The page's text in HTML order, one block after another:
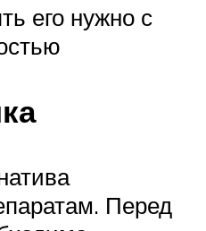
его нужно с
Перед